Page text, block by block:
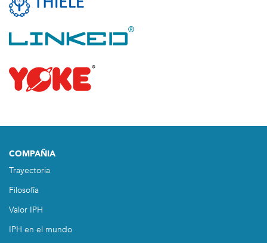
COMPAÑIA
Trayectoria
Filosofía
Valor IPH
IPH en el mundo